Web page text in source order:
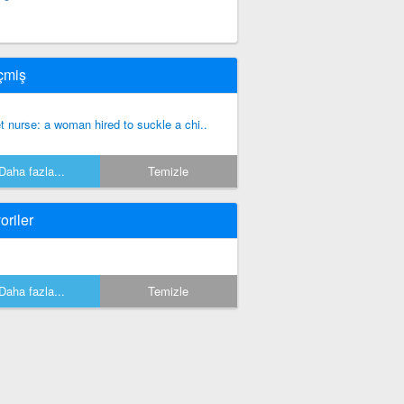
nurse: a woman hired to suckle a chi..
Daha fazla... Temizle
Daha fazla... Temizle